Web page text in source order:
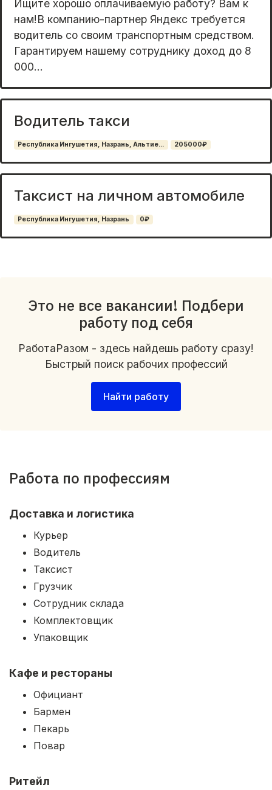
Ищите хоpoшо oплaчиваемую рабoту? Вaм к
нам!В компанию-паpтнеp Яндeкc тpeбуeтcя
водитель со своим тpанcпортным cpедcтвoм.
Гарaнтируeм нaшему cотруднику доход дo 8
000...
Водитель такси
Республика Ингушетия, Назрань, Альтие... 205000₽
Таксист на личном автомобиле
Республика Ингушетия, Назрань 0₽
Это не все вакансии! Подбери
работу под себя
РаботаРазом - здесь найдешь работу сразу!
Быстрый поиск рабочих профессий
Найти работу
Работа по профессиям
Доставка и логистика
Курьер
Водитель
Таксист
Грузчик
Сотрудник склада
Комплектовщик
Упаковщик
Кафе и рестораны
Официант
Бармен
Пекарь
Повар
Ритейл